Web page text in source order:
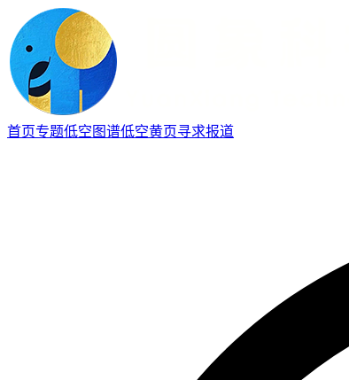
首页专题低空图谱低空黄页寻求报道